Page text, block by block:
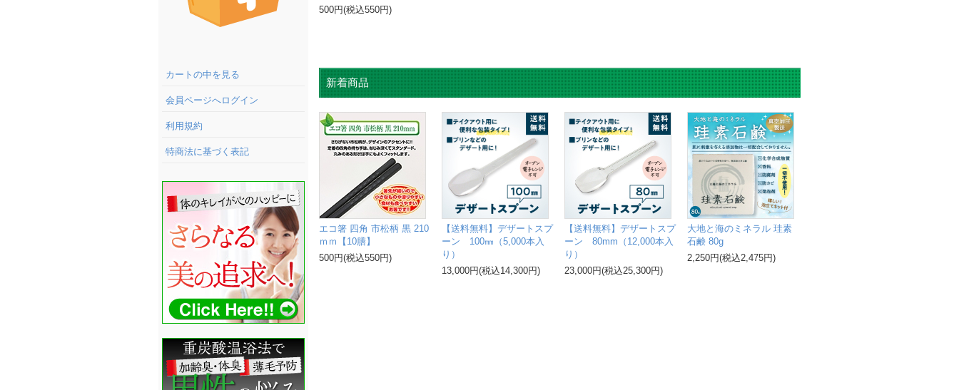
500円(税込550円)
新着商品
エコ箸 四角 市松柄 黒 210
ｍｍ【10膳】
500円(税込550円)
【送料無料】デザートスプ
ーン 100㎜（5,000本入
り）
13,000円(税込14,300円)
【送料無料】デザートスプ
ーン 80mm（12,000本入
り）
23,000円(税込25,300円)
大地と海のミネラル 珪素
石鹸 80g
2,250円(税込2,475円)
カートの中を見る
会員ページへログイン
利用規約
特商法に基づく表記